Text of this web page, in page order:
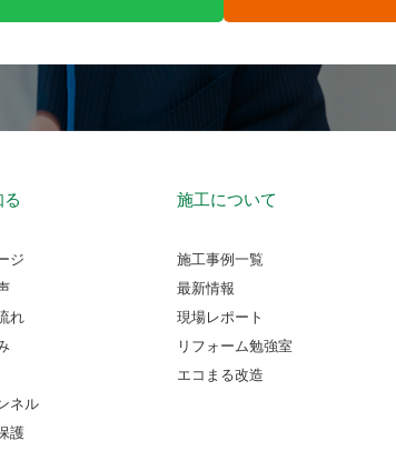
ジ
れ
ネル
護
施工について
施工事例一覧
最新情報
現場レポート
リフォーム勉強室
エコまる改造